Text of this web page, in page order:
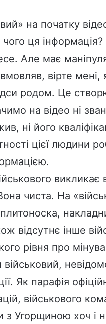
на початку
ця
Але має
вірте
родом. Це
на відео ні
ні його
цієї людини
викликає
чиста. На
плитоноска,
відсутнє інше
рівня про
Як парафія
військового
з Угорщиною хоч і